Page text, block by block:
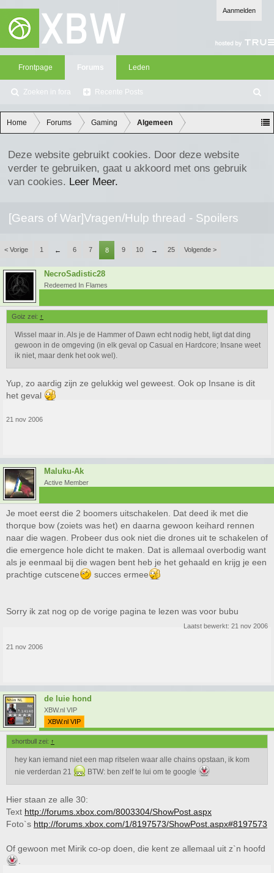
Aanmelden
Frontpage Forums
Zoeken in fora Recente Posts
Leden
oe
ke
n
Home Forums Gaming Algemeen
Deze website gebruikt cookies. Door deze website
verder te gebruiken, gaat u akkoord met ons gebruik
van cookies. Leer Meer.
[Gears of War]Vragen/Hulp thread - Spoilers
< Vorige 1 ← 6 7 8 9 10 → 25 Volgende >
NecroSadistic28
Redeemed In Flames
Goiz zei: ↑
Wissel maar in. Als je de Hammer of Dawn echt nodig hebt, ligt dat ding
gewoon in de omgeving (in elk geval op Casual en Hardcore; Insane weet
ik niet, maar denk het ook wel).
Yup, zo aardig zijn ze gelukkig wel geweest. Ook op Insane is dit
het geval
21 nov 2006
Maluku-Ak
Active Member
Je moet eerst die 2 boomers uitschakelen. Dat deed ik met die
thorque bow (zoiets was het) en daarna gewoon keihard rennen
naar die wagen. Probeer dus ook niet die drones uit te schakelen of
die emergence hole dicht te maken. Dat is allemaal overbodig want
als je eenmaal bij die wagen bent heb je het gehaald en krijg je een
prachtige cutscene
succes ermee
Sorry ik zat nog op de vorige pagina te lezen was voor bubu
Laatst bewerkt: 21 nov 2006
21 nov 2006
de luie hond
XBW.nl VIP
XBW.nl VIP
shortbull zei: ↑
hey kan iemand niet een map ritselen waar alle chains opstaan, ik kom
nie verderdan 21
BTW: ben zelf te lui om te google
Hier staan ze alle 30:
Text http://forums.xbox.com/8003304/ShowPost.aspx
Foto`s http://forums.xbox.com/1/8197573/ShowPost.aspx#8197573
Of gewoon met Mirik co-op doen, die kent ze allemaal uit z`n hoofd